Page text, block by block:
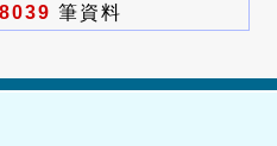
8039 筆資料